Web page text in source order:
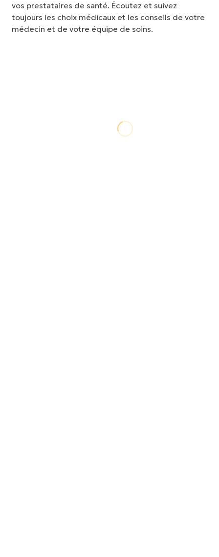
vos prestataires de santé. Écoutez et suivez
toujours les choix médicaux et les conseils de votre
médecin et de votre équipe de soins.